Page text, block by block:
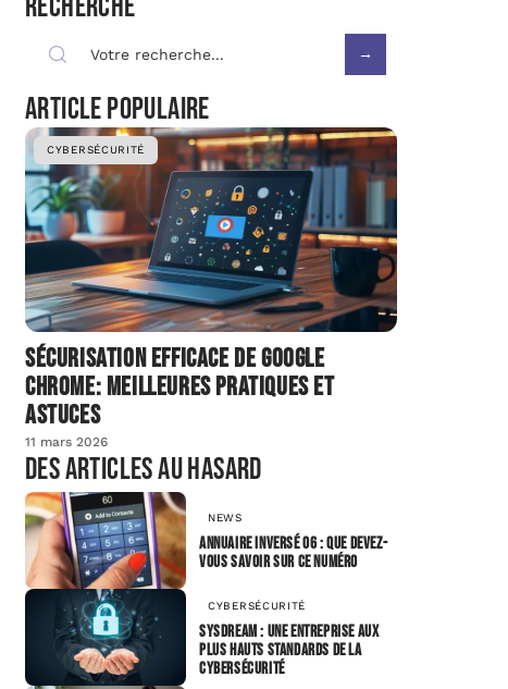
Article populaire
CYBERSÉCURITÉ
Sécurisation efficace de Google
Chrome: meilleures pratiques et
astuces
11 mars 2026
Des articles au hasard
NEWS
Annuaire inversé 06 : que devez-
vous savoir sur ce numéro
CYBERSÉCURITÉ
SysDream : une entreprise aux
plus hauts standards de la
cybersécurité